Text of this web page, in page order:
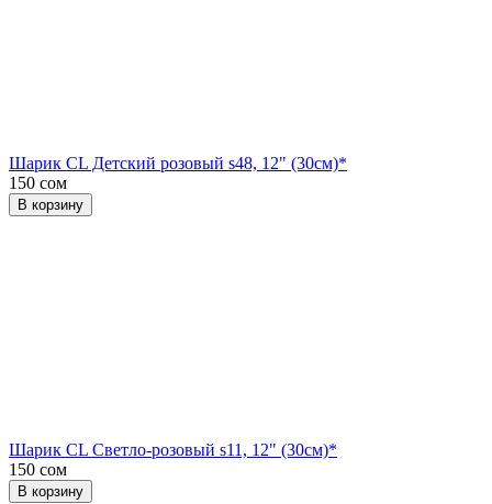
Шарик CL Детский розовый s48, 12" (30см)*
150 сом
В корзину
Шарик CL Светло-розовый s11, 12" (30см)*
150 сом
В корзину